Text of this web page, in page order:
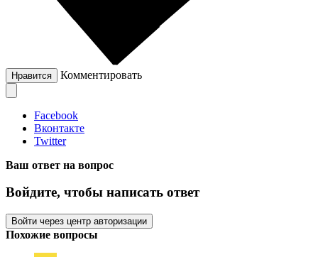
Нравится Комментировать
Facebook
Вконтакте
Twitter
Ваш ответ на вопрос
Войдите, чтобы написать ответ
Войти через центр авторизации
Похожие вопросы